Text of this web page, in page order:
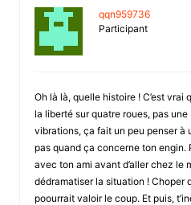
qqn959736
Participant
Oh là là, quelle histoire ! C’est vrai
la liberté sur quatre roues, pas
vibrations, ça fait un peu penser à
pas quand ça concerne ton engin.
avec ton ami avant d’aller chez le
dédramatiser la situation ! Choper
poourrait valoir le coup. Et puis,